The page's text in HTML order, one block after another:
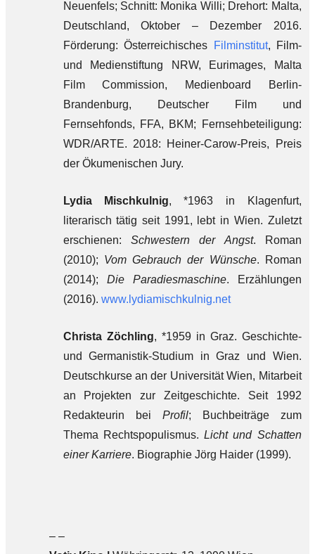
Neuenfels; Schnitt: Monika Willi; Drehort: Malta,
Deutschland, Oktober – Dezember 2016.
Förderung: Österreichisches
Filminstitut, Film-
und Medienstiftung NRW, Eurimages, Malta
Film Commission, Medienboard Berlin-
Brandenburg, Deutscher Film und
Fernsehfonds, FFA, BKM; Fernsehbeteiligung:
WDR/ARTE. 2018: Heiner-Carow-Preis, Preis
der Ökumenischen Jury.
Lydia Mischkulnig, *1963 in Klagenfurt,
literarisch tätig seit 1991, lebt in Wien. Zuletzt
erschienen: Schwestern der Angst. Roman
(2010); Vom Gebrauch der Wünsche. Roman
(2014); Die Paradiesmaschine. Erzählungen
(2016). www.lydiamischkulnig.net
Christa Zöchling, *1959 in Graz. Geschichte-
und Germanistik-Studium in Graz und Wien.
Deutschkurse an der Universität Wien, Mitarbeit
an Projekten zur Zeitgeschichte. Seit 1992
Redakteurin bei Profil; Buchbeiträge zum
Thema Rechtspopulismus. Licht und Schatten
einer Karriere. Biographie Jörg Haider (1999).
– –